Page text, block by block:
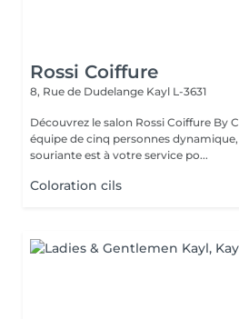
Rossi Coiffure
8, Rue de Dudelange Kayl L-3631
Découvrez le salon Rossi Coiffure By
équipe de cinq personnes
souriante est à votre service po...
Coloration cils